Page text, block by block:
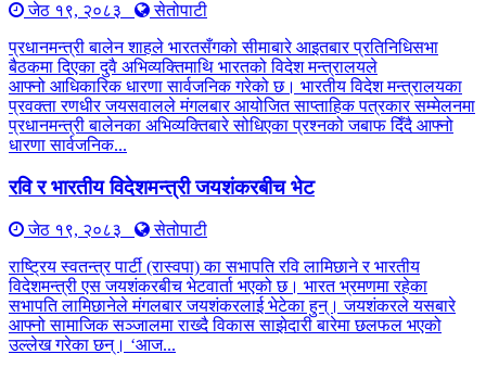
जेठ १९, २०८३
सेतोपाटी
प्रधानमन्त्री बालेन शाहले भारतसँगको सीमाबारे आइतबार प्रतिनिधिसभा
बैठकमा दिएका दुवै अभिव्यक्तिमाथि भारतको विदेश मन्त्रालयले
आफ्नो आधिकारिक धारणा सार्वजनिक गरेको छ। भारतीय विदेश मन्त्रालयका
प्रवक्ता रणधीर जयसवालले मंगलबार आयोजित साप्ताहिक पत्रकार सम्मेलनमा
प्रधानमन्त्री बालेनका अभिव्यक्तिबारे सोधिएका प्रश्नको जबाफ दिँदै आफ्नो
धारणा सार्वजनिक...
रवि र भारतीय विदेशमन्त्री जयशंकरबीच भेट
जेठ १९, २०८३
सेतोपाटी
राष्ट्रिय स्वतन्त्र पार्टी (रास्वपा) का सभापति रवि लामिछाने र भारतीय
विदेशमन्त्री एस जयशंकरबीच भेटवार्ता भएको छ। भारत भ्रमणमा रहेका
सभापति लामिछानेले मंगलबार जयशंकरलाई भेटेका हुन्। जयशंकरले यसबारे
आफ्नो सामाजिक सञ्जालमा राख्दै विकास साझेदारी बारेमा छलफल भएको
उल्लेख गरेका छन्। ‘आज...